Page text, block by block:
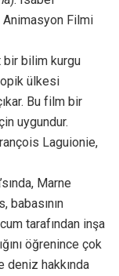
Animasyon Filmi
bir bilim kurgu
ülkesi
Bu film bir
uygundur.
Laguionie,
Marne
babasının
tarafından inşa
öğrenince çok
deniz hakkında